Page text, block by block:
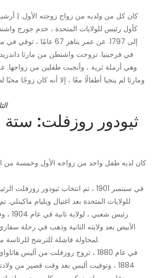
كان كل من ولديه من زواج زوجته الأول. |
إلى 1797. عن عمر يناهز 67
وهي أرملة ثرية ، وأنجبت طفلين من زواجها.
ومارثا لم ينجبا أطفالًا معًا ، إلا أنه كان زوجًا محبًا
12. ثيودور روزفلت:
كان لديه طفل واحد من زواجه الأول وخمسة من
في سبتمبر 1901 ، تم انتخاب ثيودور
للولايات المتحدة بعد اغتيال ويليام
رئيس شعبي ، لولاية ثانية في عام 1904 ، وفقًا لـ
الأبيض بعد ولايته الثانية وذهب في رحلة
لمحاولة فاشلة للترشح للرئاسة مرة أخرى في عام 1912.
في عام 1880 ، تزوج روزفلت من أليس